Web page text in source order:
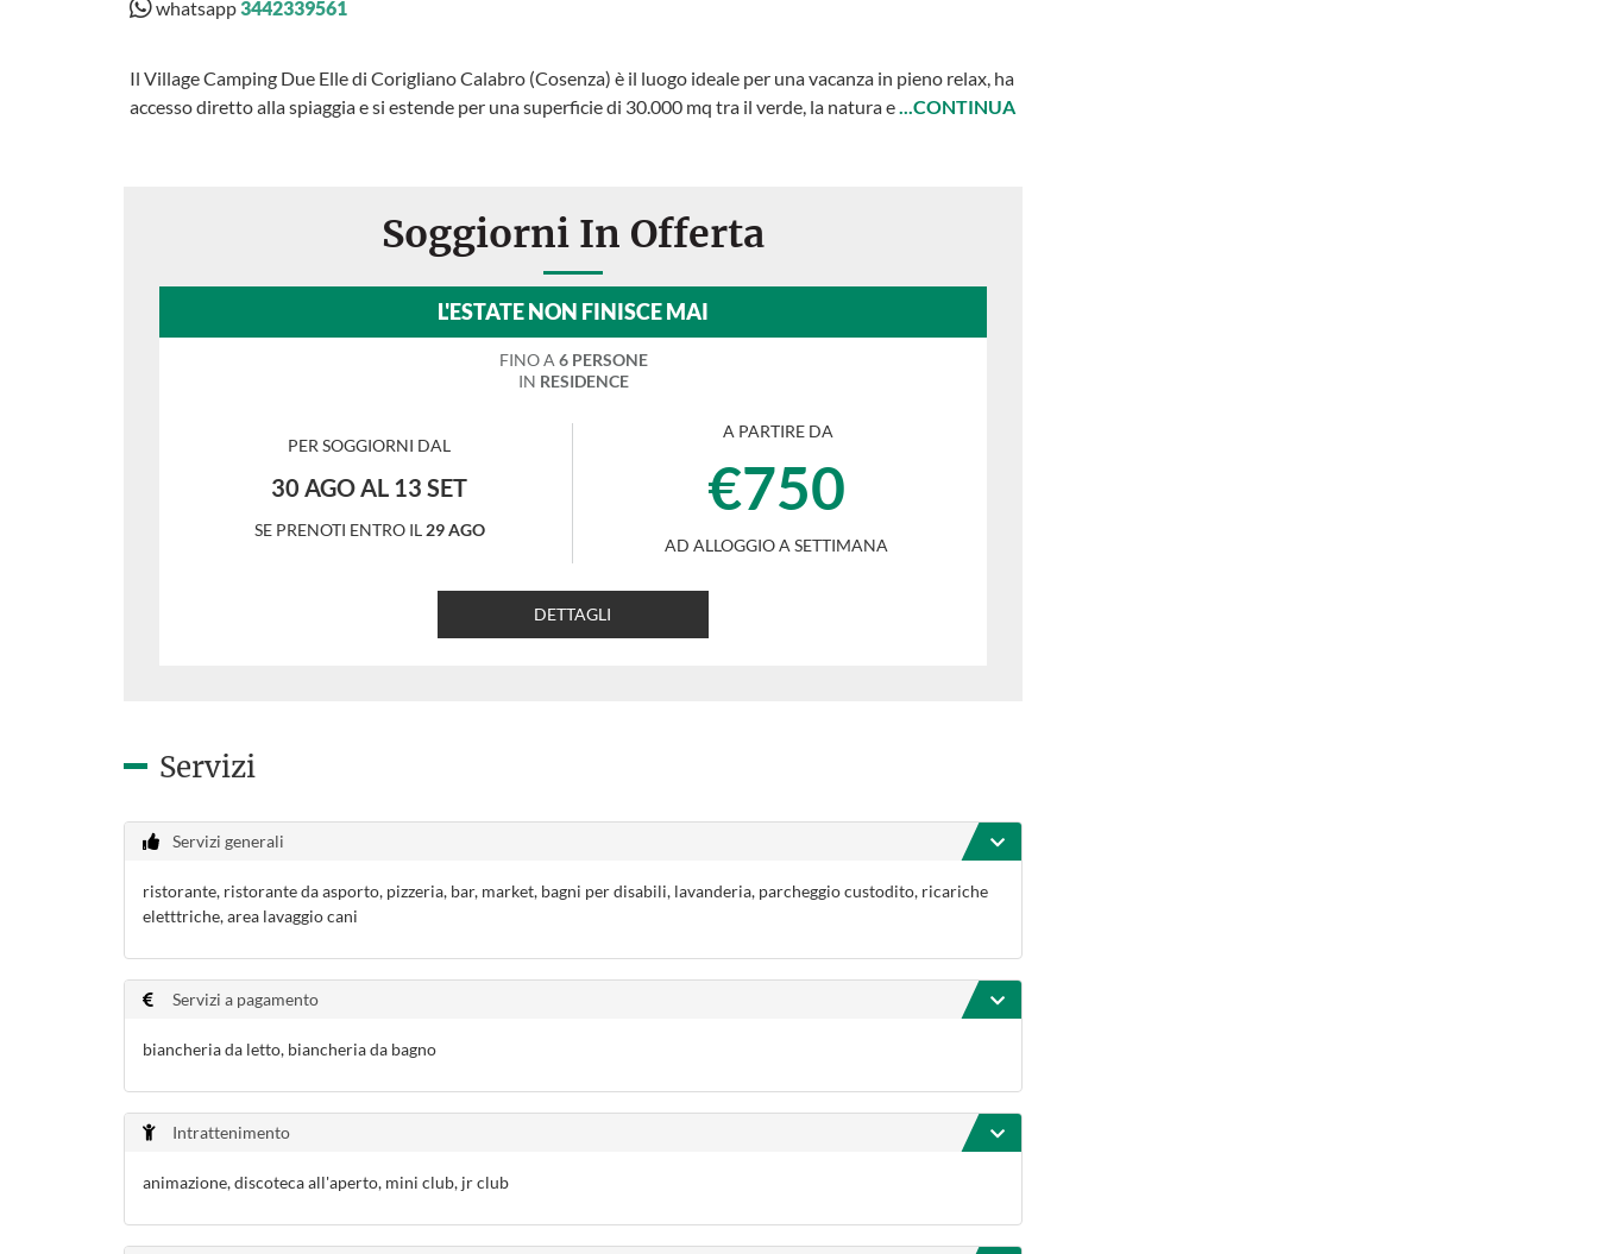
whatsapp3442339561
Il Village Camping Due Elle di Corigliano Calabro (Cosenza) è il luogo ideale per una vacanza in pieno relax, ha
accesso diretto alla spiaggia e si estende per una superficie di 30.000 mq tra il verde, la natura e...CONTINUA
Soggiorni In Offerta
L'ESTATE NON FINISCE MAI
FINO A 6 PERSONE
IN RESIDENCE
PER SOGGIORNI DAL
30 AGO AL 13 SET
SE PRENOTI ENTRO IL 29 AGO
A PARTIRE DA
€750
AD ALLOGGIO A SETTIMANA
DETTAGLI
Servizi
Servizi generali
ristorante, ristorante da asporto, pizzeria, bar, market, bagni per disabili, lavanderia, parcheggio custodito, ricariche
eletttriche, area lavaggio cani
Servizi a pagamento
biancheria da letto, biancheria da bagno
Intrattenimento
animazione, discoteca all'aperto, mini club, jr club